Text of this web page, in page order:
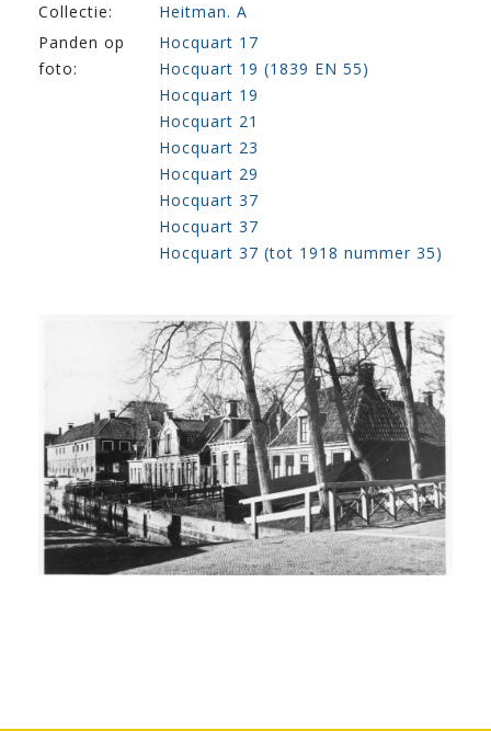
Collectie:
Heitman. A
Panden op
foto:
Hocquart 17
Hocquart 19 (1839 EN 55)
Hocquart 19
Hocquart 21
Hocquart 23
Hocquart 29
Hocquart 37
Hocquart 37
Hocquart 37 (tot 1918 nummer 35)